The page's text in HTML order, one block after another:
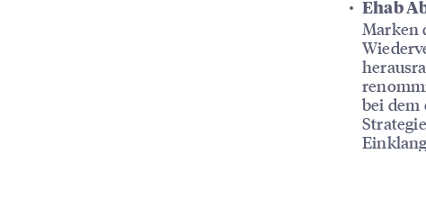
Ehab
Marken
bei dem